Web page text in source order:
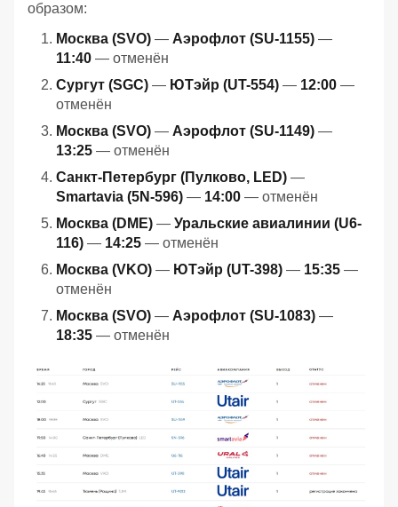
образом:
Москва (SVO) — Аэрофлот (SU-1155) —
11:40 — отменён
Сургут (SGC) — ЮТэйр (UT-554) — 12:00 —
отменён
Москва (SVO) — Аэрофлот (SU-1149) —
13:25 — отменён
Санкт-Петербург (Пулково, LED) —
Smartavia (5N-596) — 14:00 — отменён
Москва (DME) — Уральские авиалинии (U6-
116) — 14:25 — отменён
Москва (VKO) — ЮТэйр (UT-398) — 15:35 —
отменён
Москва (SVO) — Аэрофлот (SU-1083) —
18:35 — отменён